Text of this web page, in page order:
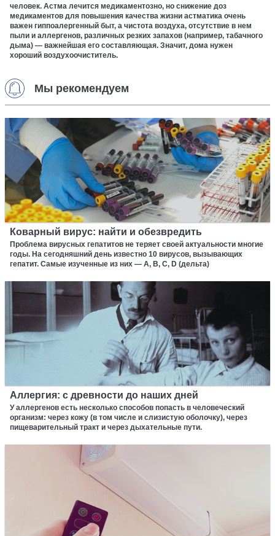
человек. Астма лечится медикаментозно, но снижение доз
медикаментов для повышения качества жизни астматика очень
важен гиппоалергенный быт, а чистота воздуха, отсутствие в нем
пыли и аллергенов, различных резких запахов (например, табачного
дыма) — важнейшая его составляющая. Значит, дома нужен
хороший воздухоочиститель.
Мы рекомендуем
Коварный вирус: найти и обезвредить
Проблема вирусных гепатитов не теряет своей актуальности многие
годы. На сегодняшний день известно 10 вирусов, вызывающих
гепатит. Самые изученные из них — А, В, С, D (дельта)
Аллергия: с древности до наших дней
У аллергенов есть несколько способов попасть в человеческий
организм: через кожу (в том числе и слизистую оболочку), через
пищеварительный тракт и через дыхательные пути.